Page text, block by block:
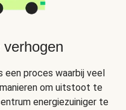
een proces waarbij veel
om uitstoot te
energiezuiniger te